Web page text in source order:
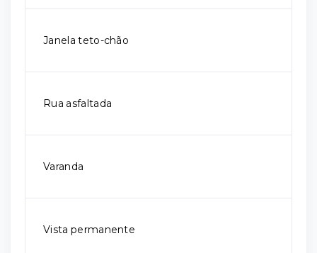
Janela teto-chão
Rua asfaltada
Varanda
Vista permanente